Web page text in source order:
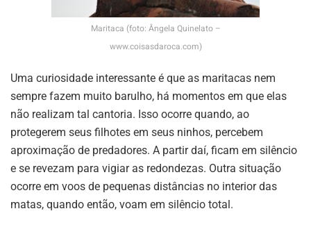
Maritaca (foto: Ângela Quinelato –
www.coisasdaroca.com)
Uma curiosidade interessante é que as maritacas nem
sempre fazem muito barulho, há momentos em que elas
não realizam tal cantoria. Isso ocorre quando, ao
protegerem seus filhotes em seus ninhos, percebem
aproximação de predadores. A partir daí, ficam em silêncio
e se revezam para vigiar as redondezas. Outra situação
ocorre em voos de pequenas distâncias no interior das
matas, quando então, voam em silêncio total.